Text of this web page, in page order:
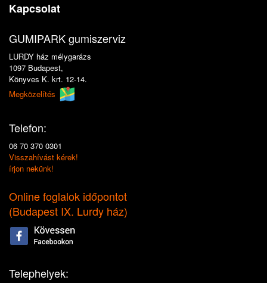
Kapcsolat
GUMIPARK gumiszerviz
LURDY ház mélygarázs
1097 Budapest,
Könyves K. krt. 12-14.
Megközelítés
Telefon:
06 70 370 0301
Visszahívást kérek!
írjon nekünk!
Online foglalok időpontot
(Budapest IX. Lurdy ház)
Telephelyek: